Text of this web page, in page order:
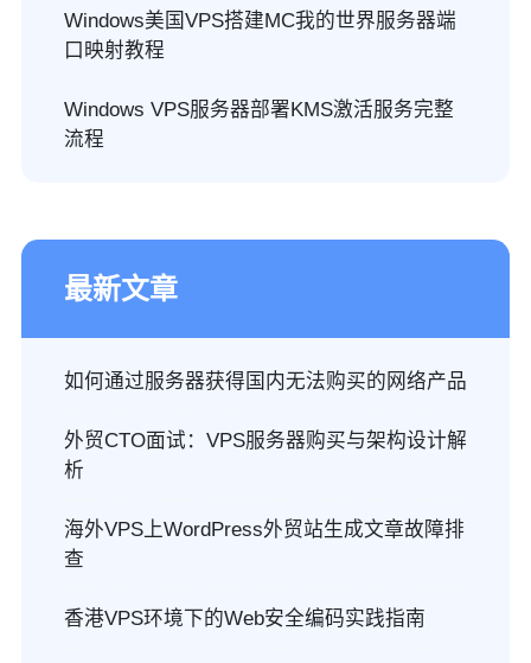
Windows美国VPS搭建MC我的世界服务器端
口映射教程
Windows VPS服务器部署KMS激活服务完整
流程
最新文章
如何通过服务器获得国内无法购买的网络产品
外贸CTO面试：VPS服务器购买与架构设计解
析
海外VPS上WordPress外贸站生成文章故障排
查
香港VPS环境下的Web安全编码实践指南